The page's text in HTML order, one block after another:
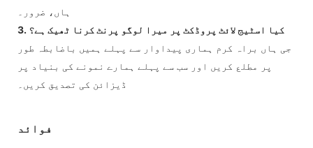
ہاں، ضرور۔
3. کیا اسٹیج لائٹ پروڈکٹ پر میرا لوگو پرنٹ کرنا ٹھیک ہے؟
جی ہاں براہ کرم ہماری پیداوار سے پہلے ہمیں باضابطہ طور
پر مطلع کریں اور سب سے پہلے ہمارے نمونے کی بنیاد پر
ڈیزائن کی تصدیق کریں۔
فوائد